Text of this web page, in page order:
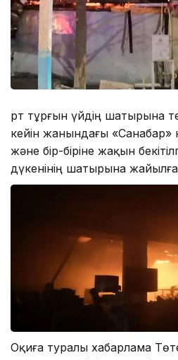
Өрт тұрғын үйдің шатырына
кейін жанындағы «Санабар»
және бір-біріне жақын
дүкенінің шатырына
Оқиға туралы хабарлама